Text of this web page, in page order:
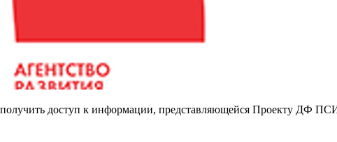
доступ к информации, представляющейся Проекту ДФ